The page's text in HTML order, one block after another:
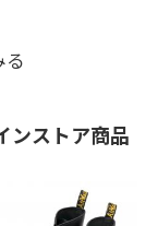
トパンツと
ンストア商品